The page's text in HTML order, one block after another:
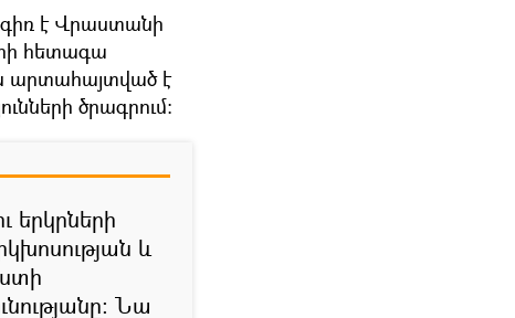
է Վրաստանի
հետագա
արտահայտված է
ծրագրում:
երկրների
և
Նա